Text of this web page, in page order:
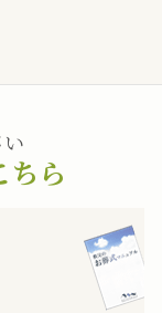
ちら